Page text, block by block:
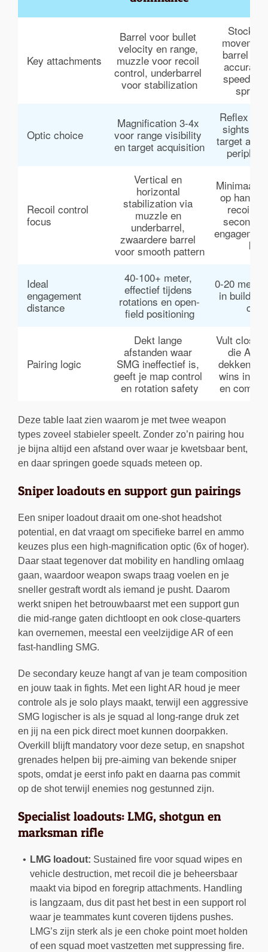
Key attachments
Barrel voor bullet
velocity en range,
muzzle voor recoil
control, underbarrel
voor stabilization
Stock/
barrel
speed,
sprint-
Optic choice
Magnification 3-4x
voor range visibility
en target acquisition
Reflex
sights
target
Recoil control
focus
Vertical en
horizontal
stabilization via
muzzle en
underbarrel,
zwaardere barrel
voor smooth pattern
Minimaal
op
recoil
Ideal
engagement
distance
40-100+ meter,
effectief tijdens
rotations en open-
field positioning
0-20
in
Pairing logic
Dekt lange
afstanden waar
SMG ineffectief is,
geeft je map control
en rotation safety
Vult close-
die AR
dekken,
wins in
en
Deze table laat zien waarom je met twee weapon
types zoveel stabieler speelt. Zonder zo’n pairing hou
je bijna altijd een afstand over waar je kwetsbaar bent,
en daar springen goede squads meteen op.
Sniper loadouts en support gun pairings
Een sniper loadout draait om one-shot headshot
potential, en dat vraagt om specifieke barrel en ammo
keuzes plus een high-magnification optic (6x of hoger).
Daar staat tegenover dat mobility en handling omlaag
gaan, waardoor weapon swaps traag voelen en je
sneller gestraft wordt als iemand je pusht. Daarom
werkt snipen het betrouwbaarst met een support gun
die mid-range gaten dichtloopt en ook close-quarters
kan overnemen, meestal een veelzijdige AR of een
fast-handling SMG.
De secondary keuze hangt af van je team composition
en jouw taak in fights. Met een light AR houd je meer
controle als je solo plays maakt, terwijl een aggressive
SMG logischer is als je squad al long-range druk zet
en jij na een pick direct moet kunnen doorpakken.
Overkill blijft mandatory voor deze setup, en snapshot
grenades helpen bij pre-aiming van bekende sniper
spots, omdat je eerst info pakt en daarna pas commit
op de shot terwijl enemies nog gestunned zijn.
Specialist loadouts: LMG, shotgun en
marksman rifle
LMG loadout: Sustained fire voor squad wipes en
vehicle destruction, met recoil die je beheersbaar
maakt via bipod en foregrip attachments. Handling
is langzaam, dus dit past het best in een support rol
waar je teammates kunt coveren tijdens pushes.
LMG’s zijn sterk als je een choke point moet holden
of een squad moet vastzetten met suppressing fire.